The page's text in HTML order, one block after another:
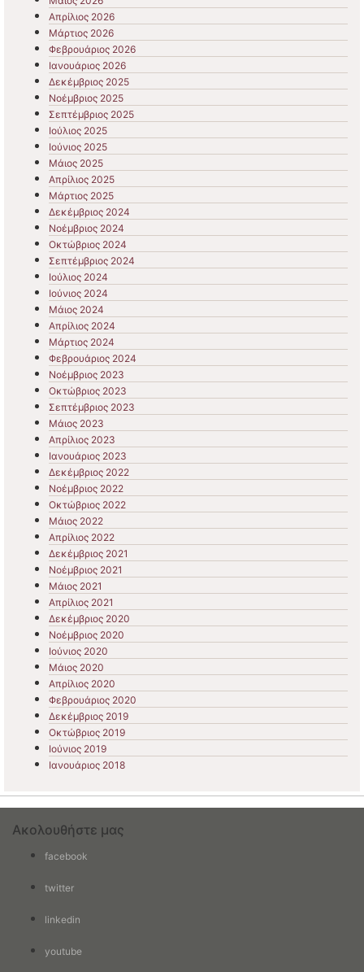
Απρίλιος 2026
Μάρτιος 2026
Φεβρουάριος 2026
Ιανουάριος 2026
Δεκέμβριος 2025
Νοέμβριος 2025
Σεπτέμβριος 2025
Ιούλιος 2025
Ιούνιος 2025
Μάιος 2025
Απρίλιος 2025
Μάρτιος 2025
Δεκέμβριος 2024
Νοέμβριος 2024
Οκτώβριος 2024
Σεπτέμβριος 2024
Ιούλιος 2024
Ιούνιος 2024
Μάιος 2024
Απρίλιος 2024
Μάρτιος 2024
Φεβρουάριος 2024
Νοέμβριος 2023
Οκτώβριος 2023
Σεπτέμβριος 2023
Μάιος 2023
Απρίλιος 2023
Ιανουάριος 2023
Δεκέμβριος 2022
Νοέμβριος 2022
Οκτώβριος 2022
Μάιος 2022
Απρίλιος 2022
Δεκέμβριος 2021
Νοέμβριος 2021
Μάιος 2021
Απρίλιος 2021
Δεκέμβριος 2020
Νοέμβριος 2020
Ιούνιος 2020
Μάιος 2020
Απρίλιος 2020
Φεβρουάριος 2020
Δεκέμβριος 2019
Οκτώβριος 2019
Ιούνιος 2019
Ιανουάριος 2018
Ακολουθήστε μας
facebook
twitter
linkedin
youtube